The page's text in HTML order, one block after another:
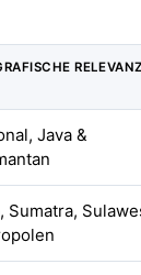
RELEVANZ
Java &
Sumatra,